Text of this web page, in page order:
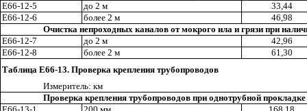
Е66-12-5
до 2 м
33,44
Е66-12-6
более 2 м
46,98
Очистка непроходных каналов от мокрого ила и грязи при
Е66-12-7
до 2 м
42,96
Е66-12-8
более 2 м
61,30
Таблица Е66-13. Проверка крепления трубопроводов
Измеритель: км
Проверка крепления трубопроводов при однотрубной